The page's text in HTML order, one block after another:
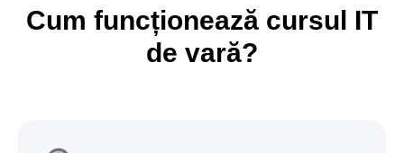
Cum funcționează cursul IT
de vară?